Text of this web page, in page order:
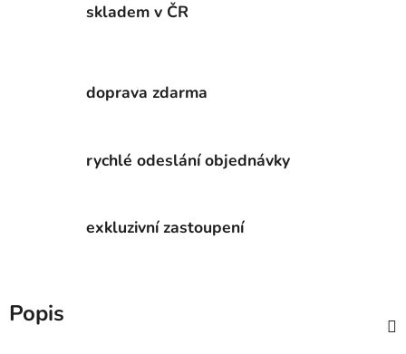
skladem v ČR
doprava zdarma
rychlé odeslání objednávky
exkluzivní zastoupení
Popis